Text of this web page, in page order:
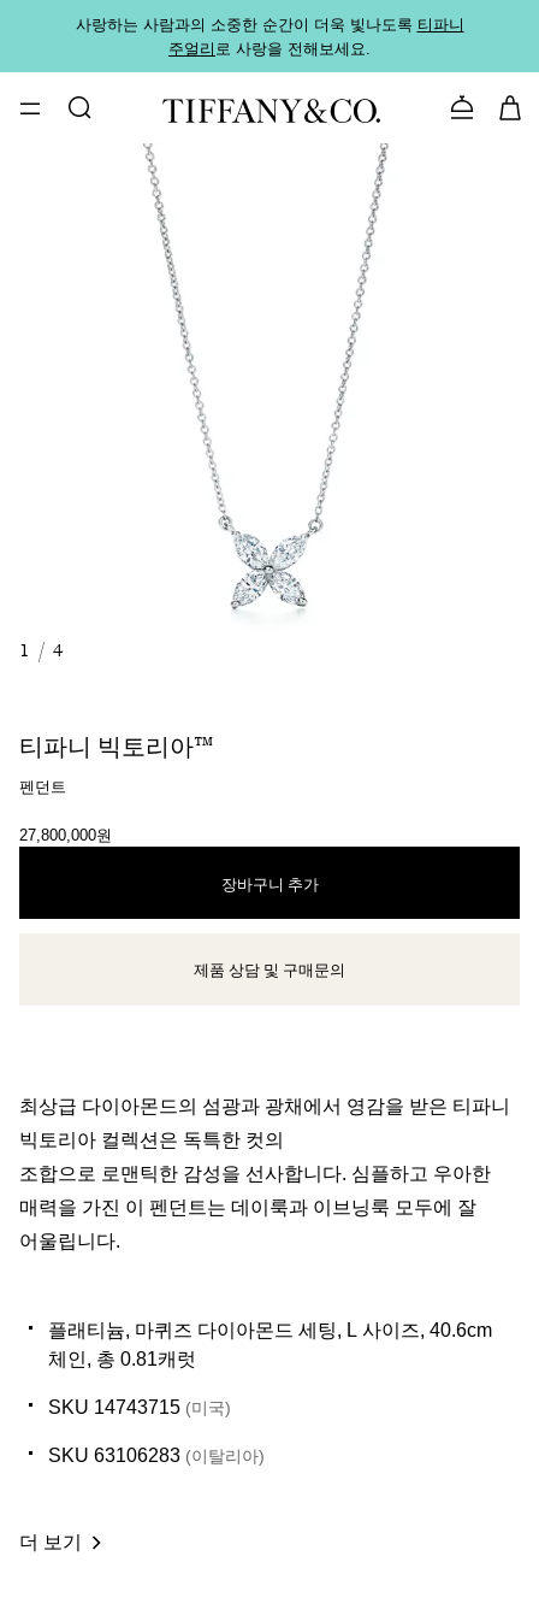
사랑하는 사람과의 소중한 순간이 더욱 빛나도록 티파니
주얼리로 사랑을 전해보세요.
문의하기
1 / 4
티파니 빅토리아™
펜던트
27,800,000원
장바구니 추가
클라이언트 어드바이저에게 문의하거나 예약하세요
제품 상담 및 구매문의
최상급 다이아몬드의 섬광과 광채에서 영감을 받은 티파니
빅토리아 컬렉션은 독특한 컷의
조합으로 로맨틱한 감성을 선사합니다. 심플하고 우아한
매력을 가진 이 펜던트는 데이룩과 이브닝룩 모두에 잘
어울립니다.
플래티늄, 마퀴즈 다이아몬드 세팅, L 사이즈, 40.6cm
체인, 총 0.81캐럿
SKU 14743715 (미국)
SKU 63106283 (이탈리아)
더 보기